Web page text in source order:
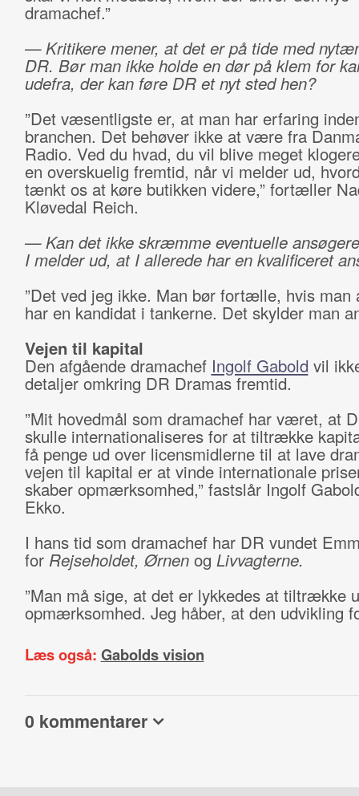
dramachef.”
— Kritikere mener, at det er på tide med
DR. Bør man ikke holde en dør på klem for
udefra, der kan føre DR et nyt sted hen?
”Det væsentligste er, at man har erfaring
branchen. Det behøver ikke at være fra
Radio. Ved du hvad, du vil blive meget
en overskuelig fremtid, når vi melder ud,
tænkt os at køre butikken videre,” fortæller
Kløvedal Reich.
— Kan det ikke skræmme eventuelle
I melder ud, at I allerede har en kvalificeret
”Det ved jeg ikke. Man bør fortælle, hvis man
har en kandidat i tankerne. Det skylder man
Vejen til kapital
Den afgående dramachef Ingolf Gabold vil
detaljer omkring DR Dramas fremtid.
”Mit hovedmål som dramachef har været, at
skulle internationaliseres for at tiltrække
få penge ud over licensmidlerne til at lave
vejen til kapital er at vinde internationale
skaber opmærksomhed,” fastslår Ingolf
Ekko.
I hans tid som dramachef har DR vundet
for Rejseholdet, Ørnenog Livvagterne.
”Man må sige, at det er lykkedes at tiltrække
opmærksomhed. Jeg håber, at den udvikling
Læs også: Gabolds vision
0 kommentarer